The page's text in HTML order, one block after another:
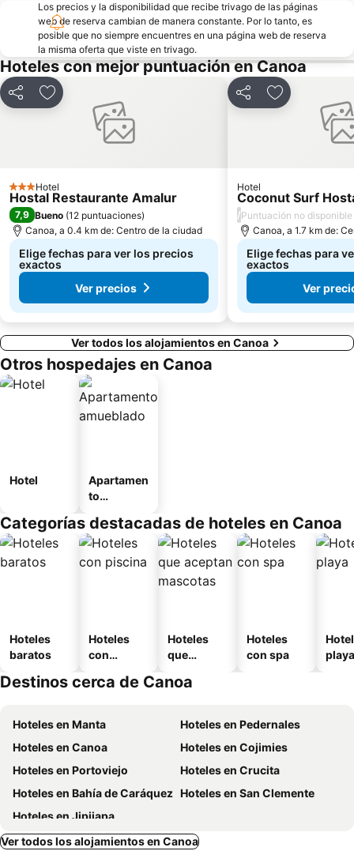
Los precios y la disponibilidad que recibe trivago de las páginas
web de reserva cambian de manera constante. Por lo tanto, es
posible que no siempre encuentres en una página web de reserva
la misma oferta que viste en trivago.
Hoteles con mejor puntuación en Canoa
CompartirAgregar a favoritos
3 Estrellas
Hotel
Hostal Restaurante Amalur
7,9 Bueno (12 puntuaciones)
Canoa, a 0.4 km de: Centro de la ciudad
Elige fechas para ver los precios
exactos
Ver precios
CompartirAgregar a
Hotel
Coconut Surf
/Puntuación no disponible
Canoa, a 1.7 km de:
Elige fechas para
exactos
Ver
Ver todos los alojamientos en Canoa
Otros hospedajes en Canoa
Hotel
Apartamen
to
o
Categorías destacadas de hoteles en Canoa
Hoteles
baratos
Hoteles
con
Hoteles
que
mascotas
Hoteles
con spa
playa
Destinos cerca de Canoa
Hoteles en Manta
Hoteles en Pedernales
Hoteles en Canoa
Hoteles en Cojimies
Hoteles en Portoviejo
Hoteles en Crucita
Hoteles en Bahía de Caráquez Hoteles en San Clemente
Hoteles en Jipijapa
Ver todos los alojamientos en Canoa